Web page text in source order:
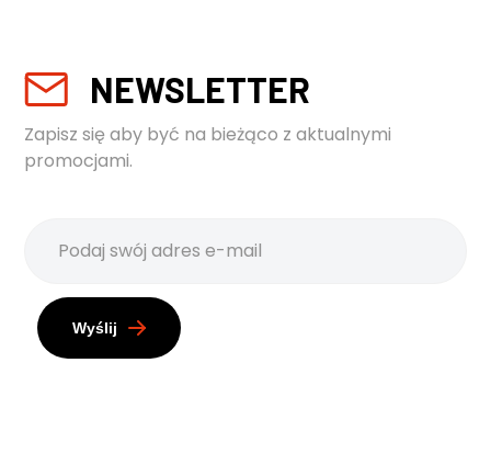
NEWSLETTER
Zapisz się aby być na bieżąco z aktualnymi
promocjami.
Wyślij